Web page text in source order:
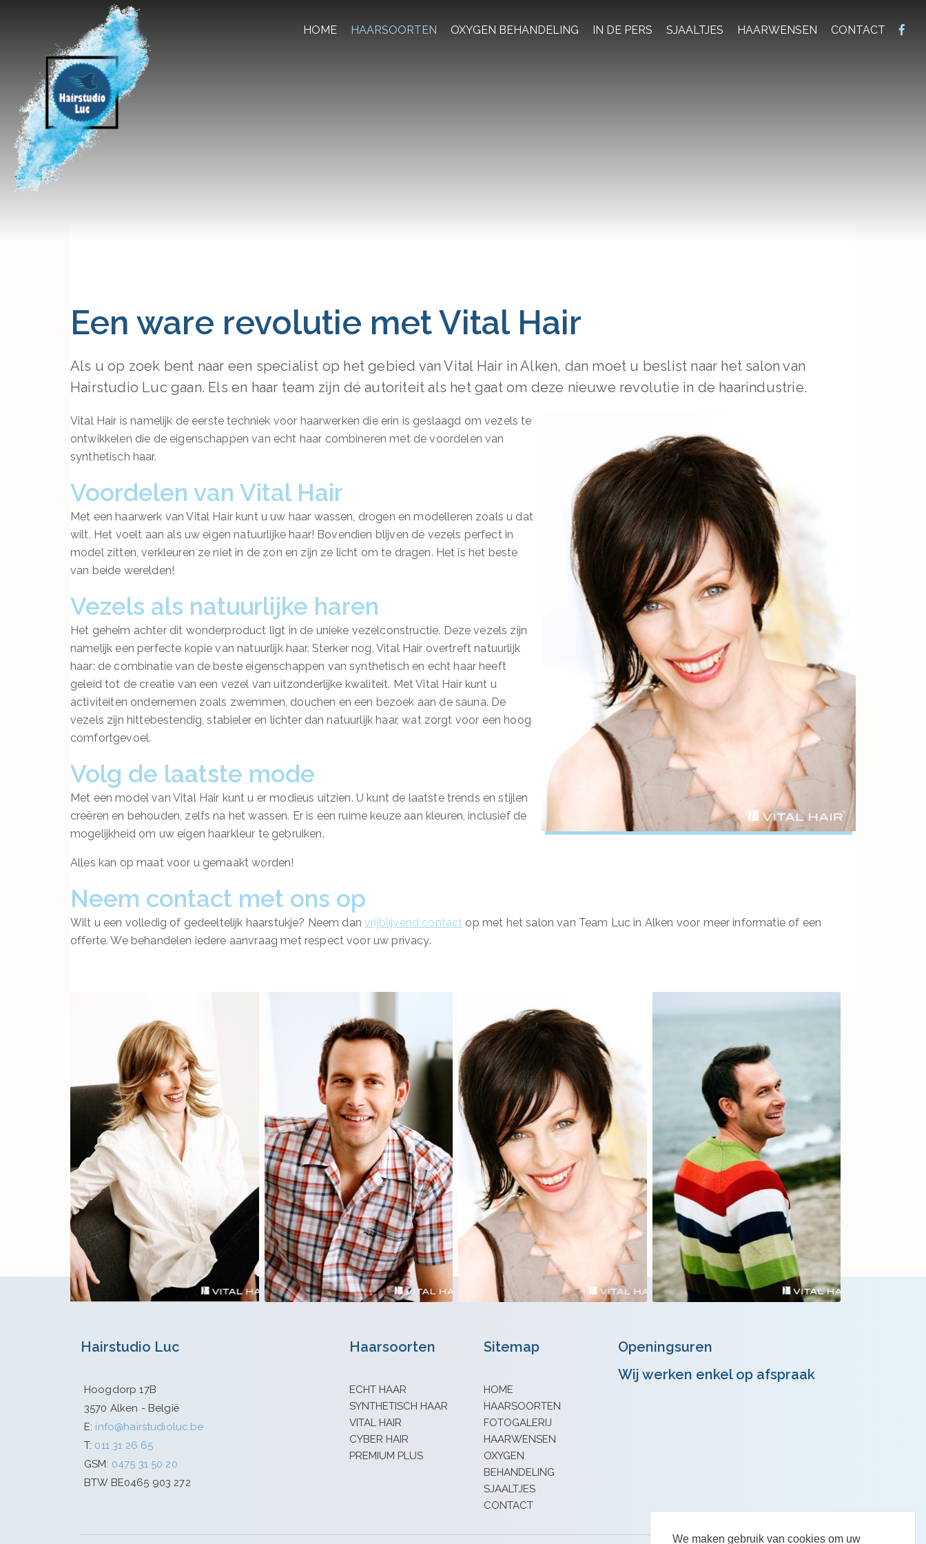
We maken gebruik van cookies om uw
HOME HAARSOORTEN OXYGEN BEHANDELING IN DE PERS SJAALTJES HAARWENSEN CONTACT
Een ware revolutie met Vital Hair
Als u op zoek bent naar een specialist op het gebied van Vital Hair in Alken, dan moet u beslist naar het salon van
Hairstudio Luc gaan. Els en haar team zijn dé autoriteit als het gaat om deze nieuwe revolutie in de haarindustrie.
Vital Hair is namelijk de eerste techniek voor haarwerken die erin is geslaagd om vezels te
ontwikkelen die de eigenschappen van echt haar combineren met de voordelen van
synthetisch haar.
Voordelen van Vital Hair
Met een haarwerk van Vital Hair kunt u uw haar wassen, drogen en modelleren zoals u dat
wilt. Het voelt aan als uw eigen natuurlijke haar! Bovendien blijven de vezels perfect in
model zitten, verkleuren ze niet in de zon en zijn ze licht om te dragen. Het is het beste
van beide werelden!
Vezels als natuurlijke haren
Het geheim achter dit wonderproduct ligt in de unieke vezelconstructie. Deze vezels zijn
namelijk een perfecte kopie van natuurlijk haar. Sterker nog, Vital Hair overtreft natuurlijk
haar: de combinatie van de beste eigenschappen van synthetisch en echt haar heeft
geleid tot de creatie van een vezel van uitzonderlijke kwaliteit. Met Vital Hair kunt u
activiteiten ondernemen zoals zwemmen, douchen en een bezoek aan de sauna. De
vezels zijn hittebestendig, stabieler en lichter dan natuurlijk haar, wat zorgt voor een hoog
comfortgevoel.
Volg de laatste mode
Met een model van Vital Hair kunt u er modieus uitzien. U kunt de laatste trends en stijlen
creëren en behouden, zelfs na het wassen. Er is een ruime keuze aan kleuren, inclusief de
mogelijkheid om uw eigen haarkleur te gebruiken.
Alles kan op maat voor u gemaakt worden!
Neem contact met ons op
Wilt u een volledig of gedeeltelijk haarstukje? Neem danvrijblijvend contact op met het salon van Team Luc in Alken voor meer informatie of een
offerte. We behandelen iedere aanvraag met respect voor uw privacy.
Hairstudio Luc
Hoogdorp 17B
3570 Alken - België
E: info@hairstudioluc.be
T: 011 31 26 65
GSM: 0475 31 50 20
BTW BE0465 903 272
Haarsoorten
ECHT HAAR
SYNTHETISCH HAAR
VITAL HAIR
CYBER HAIR
PREMIUM PLUS
Sitemap
HOME
HAARSOORTEN
FOTOGALERIJ
HAARWENSEN
OXYGEN
BEHANDELING
SJAALTJES
CONTACT
Openingsuren
Wij werken enkel op afspraak